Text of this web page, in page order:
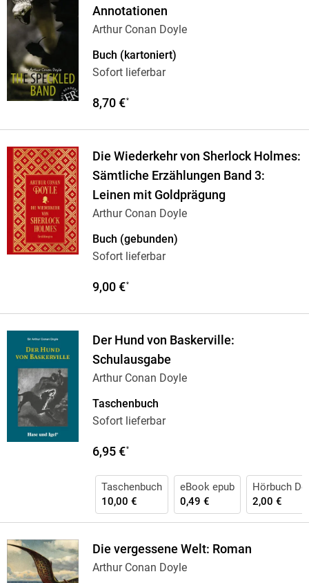
Annotationen
Arthur Conan Doyle
Buch (kartoniert)
Sofort lieferbar
8,70 €*
Die Wiederkehr von Sherlock Holmes:
Sämtliche Erzählungen Band 3:
Leinen mit Goldprägung
Arthur Conan Doyle
Buch (gebunden)
Sofort lieferbar
9,00 €*
Der Hund von Baskerville:
Schulausgabe
Arthur Conan Doyle
Taschenbuch
Sofort lieferbar
6,95 €*
Taschenbuch
10,00 €
eBook epub
0,49 €
Hörbuch
2,00 €
Die vergessene Welt: Roman
Arthur Conan Doyle